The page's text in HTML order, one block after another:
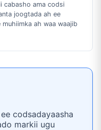
cabasho ama codsi
joogtada ah ee
ah waa waajib
codsadayaasha
markii ugu